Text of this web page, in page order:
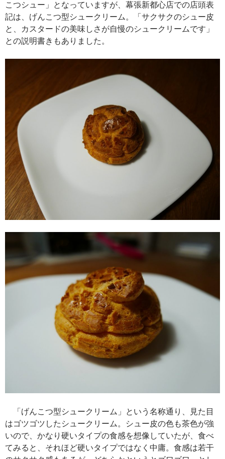
こつシュー」となっていますが、幕張新都心店での店頭表
記は、げんこつ型シュークリーム。「サクサクのシュー皮
と、カスタードの美味しさが自慢のシュークリームです」
との説明書きもありました。
「げんこつ型シュークリーム」という名称通り、見た目
はゴツゴツしたシュークリーム。シュー皮の色も茶色が強
いので、かなり硬いタイプの食感を想像していたが、食べ
てみると、それほど硬いタイプではなく中庸。食感は若干